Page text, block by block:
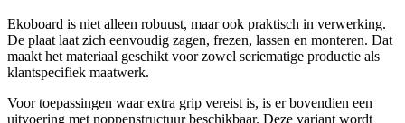
Ekoboard is niet alleen robuust, maar ook praktisch in verwerking.
De plaat laat zich eenvoudig zagen, frezen, lassen en monteren. Dat
maakt het materiaal geschikt voor zowel seriematige productie als
klantspecifiek maatwerk.
Voor toepassingen waar extra grip vereist is, is er bovendien een
uitvoering met noppenstructuur beschikbaar. Deze variant wordt